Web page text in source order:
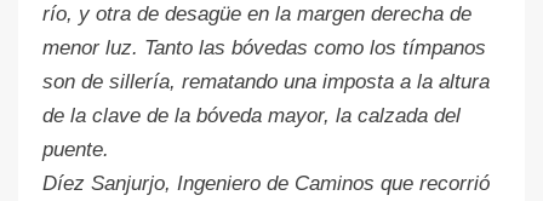
río, y otra de desagüe en la margen derecha de
menor luz. Tanto las bóvedas como los tímpanos
son de sillería, rematando una imposta a la altura
de la clave de la bóveda mayor, la calzada del
puente.
Díez Sanjurjo, Ingeniero de Caminos que recorrió